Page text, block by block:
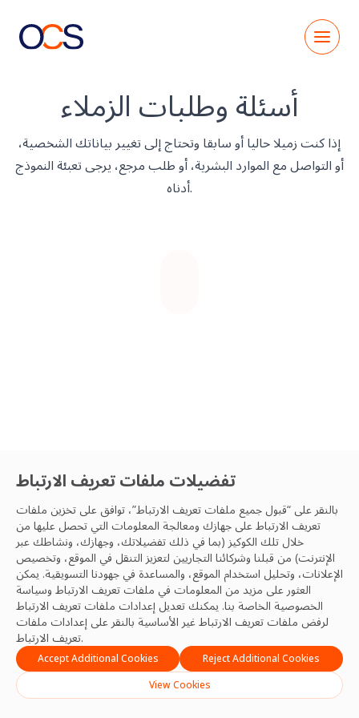
تفضيلات ملفات تعريف الارتباط
بالنقر على “قبول جميع ملفات تعريف الارتباط”، توافق على تخزين ملفات
تعريف الارتباط على جهازك ومعالجة المعلومات التي تحصل عليها من
خلال تلك الكوكيز (بما في ذلك تفضيلاتك، وجهازك، ونشاطك عبر
الإنترنت) من قبلنا وشركائنا التجاريين لتعزيز التنقل في الموقع، وتخصيص
الإعلانات، وتحليل استخدام الموقع، والمساعدة في جهودنا التسويقية. يمكن
العثور على مزيد من المعلومات في ملفات تعريف الارتباط وسياسة
الخصوصية الخاصة بنا. يمكنك تعديل إعدادات ملفات تعريف الارتباط
لرفض ملفات تعريف الارتباط غير الأساسية بالنقر على إعدادات ملفات
تعريف الارتباط.
Accept Additional Cookies
Reject Additional Cookies
View Cookies
content
أسئلة وطلبات الزملاء
إذا كنت زميلا حاليا أو سابقا وتحتاج إلى تغيير بياناتك الشخصية،
أو التواصل مع الموارد البشرية، أو طلب مرجع، يرجى تعبئة النموذج
أدناه.